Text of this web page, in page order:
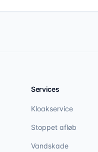
Services
Kloakservice
Stoppet afløb
Vandskade